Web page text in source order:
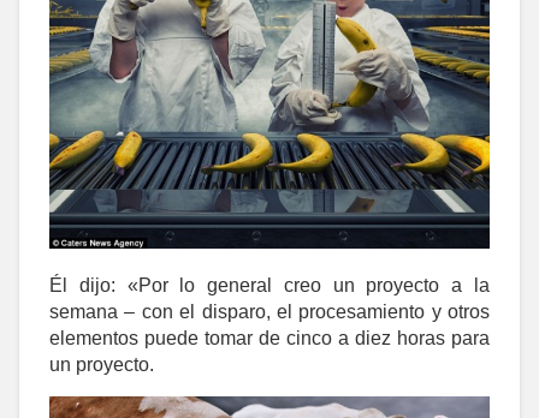
Él dijo: «Por lo general creo un proyecto a la
semana – con el disparo, el procesamiento y otros
elementos puede tomar de cinco a diez horas para
un proyecto.